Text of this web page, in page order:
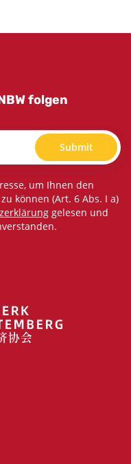
folgen
Submit
um Ihnen den
können (Art. 6 Abs. I a)
gelesen und